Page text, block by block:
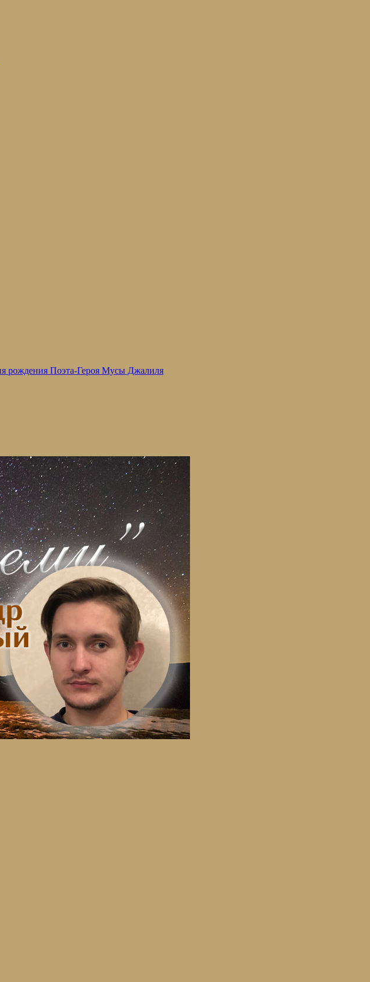
рождения Поэта-Героя Мусы Джалиля